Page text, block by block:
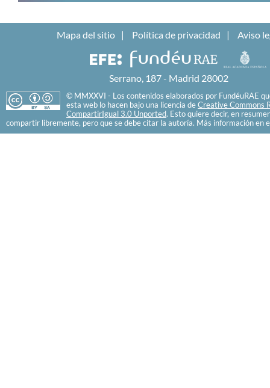
Mapa del sitio Política de privacidad Aviso
Serrano, 187 - Madrid 28002
© MMXXVI - Los contenidos elaborados por FundéuRAE
esta web lo hacen bajo una licencia de Creative Commons
CompartirIgual 3.0 Unported. Esto quiere decir, en
compartir libremente, pero que se debe citar la autoría. Más información en